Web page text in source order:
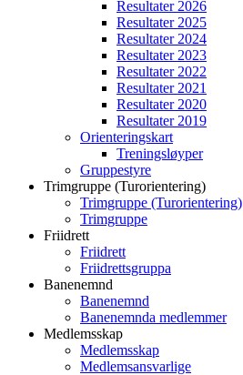
Resultater 2026
Resultater 2025
Resultater 2024
Resultater 2023
Resultater 2022
Resultater 2021
Resultater 2020
Resultater 2019
Orienteringskart
Treningsløyper
Gruppestyre
Trimgruppe (Turorientering)
Trimgruppe (Turorientering)
Trimgruppe
Friidrett
Friidrett
Friidrettsgruppa
Banenemnd
Banenemnd
Banenemnda medlemmer
Medlemsskap
Medlemsskap
Medlemsansvarlige